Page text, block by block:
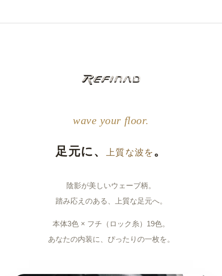
wave your floor.
足元に、 上質な波を 。
陰影が美しいウェーブ柄。
踏み応えのある、上質な足元へ。
本体3色 × フチ（ロック糸）19色。
あなたの内装に、ぴったりの一枚を。